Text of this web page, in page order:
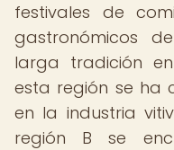
festivales de
gastronómicos
larga tradición
esta región se ha
en la industria
región B se